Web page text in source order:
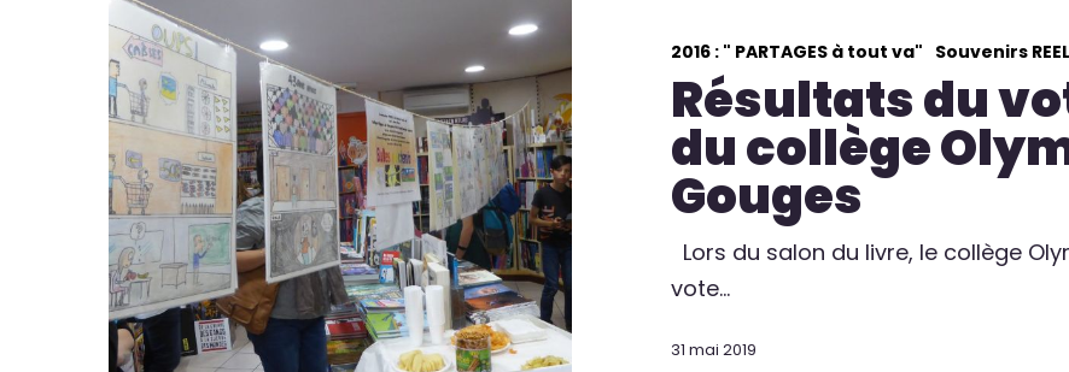
2016 : " PARTAGES à tout va" Souvenirs REEL
Résultats du
du collège
Gouges
Lors du salon du livre, le collège
vote…
31 mai 2019